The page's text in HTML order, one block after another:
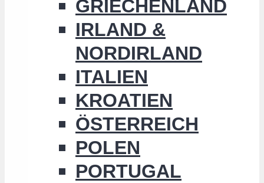
GRIECHENLAND
IRLAND &
NORDIRLAND
ITALIEN
KROATIEN
ÖSTERREICH
POLEN
PORTUGAL